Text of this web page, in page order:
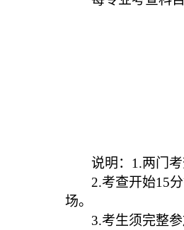
说明：1.两门
2.考查开始15
场。
3.考生须完整